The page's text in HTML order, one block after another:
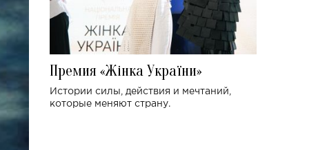
Премия «Жінка України»
Истории силы, действия и мечтаний,
которые меняют страну.